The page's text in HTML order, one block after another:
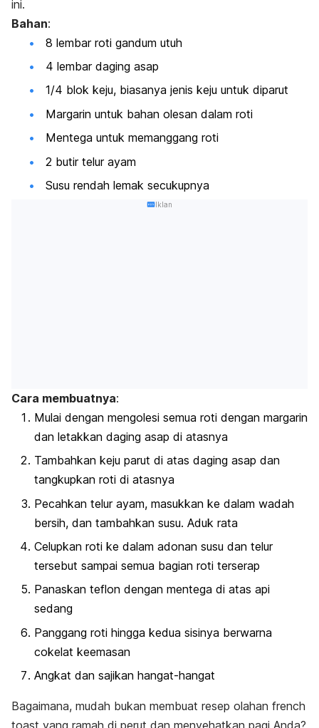
ini.
Bahan:
8 lembar roti gandum utuh
4 lembar daging asap
1/4 blok keju, biasanya jenis keju untuk diparut
Margarin untuk bahan olesan dalam roti
Mentega untuk memanggang roti
2 butir telur ayam
Susu rendah lemak secukupnya
Iklan
Cara membuatnya:
Mulai dengan mengolesi semua roti dengan margarin
dan letakkan daging asap di atasnya
Tambahkan keju parut di atas daging asap dan
tangkupkan roti di atasnya
Pecahkan telur ayam, masukkan ke dalam wadah
bersih, dan tambahkan susu. Aduk rata
Celupkan roti ke dalam adonan susu dan telur
tersebut sampai semua bagian roti terserap
Panaskan teflon dengan mentega di atas api
sedang
Panggang roti hingga kedua sisinya berwarna
cokelat keemasan
Angkat dan sajikan hangat-hangat
Bagaimana, mudah bukan membuat resep olahan french